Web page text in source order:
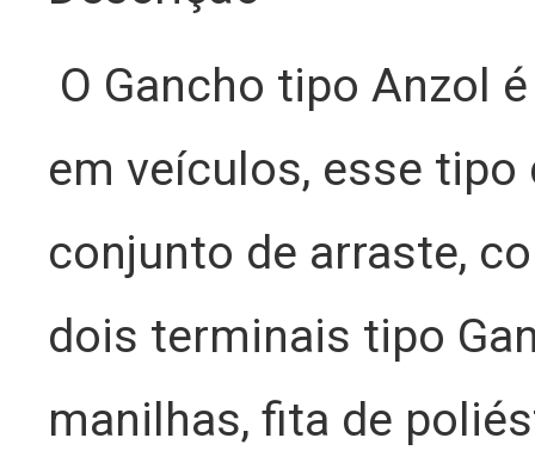
O Gancho tipo Anzol
em veículos, esse
conjunto de arraste,
dois terminais tipo
manilhas, fita de